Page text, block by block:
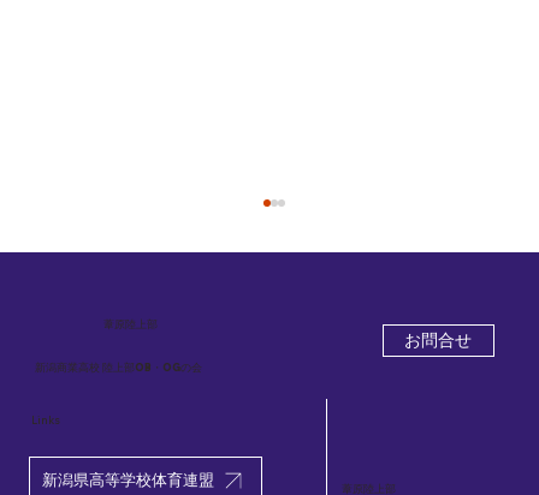
葦原陸上部
お問合せ
葦原陸上部
新潟商業高校 陸上部OB・OGの会
Links
新潟県高等学校体育連盟